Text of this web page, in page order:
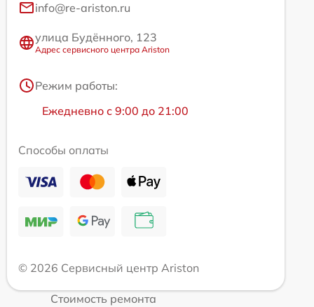
info@re-ariston.ru
улица Будённого, 123
Адрес сервисного центра Ariston
Режим работы:
Ежедневно с 9:00 до 21:00
Способы оплаты
© 2026 Сервисный центр Ariston
Стоимость ремонта